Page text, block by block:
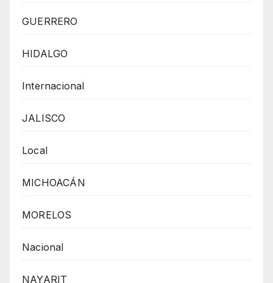
GUERRERO
HIDALGO
Internacional
JALISCO
Local
MICHOACÁN
MORELOS
Nacional
NAYARIT